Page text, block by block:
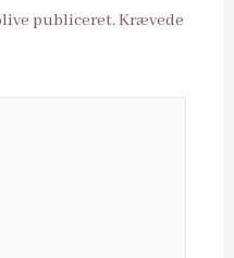
publiceret.Krævede